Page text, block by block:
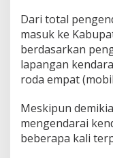
Dari total
masuk ke
berdasarkan
lapangan
roda empat
Meskipun
mengendarai
beberapa kali